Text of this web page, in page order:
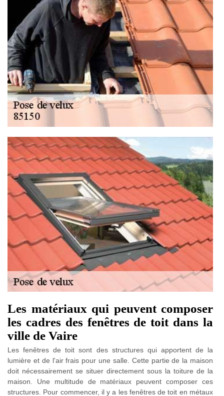
Les matériaux qui peuvent composer
les cadres des fenêtres de toit dans la
ville de Vaire
Les fenêtres de toit sont des structures qui apportent de la
lumière et de l'air frais pour une salle. Cette partie de la maison
doit nécessairement se situer directement sous la toiture de la
maison. Une multitude de matériaux peuvent composer ces
structures. Pour commencer, il y a les fenêtres de toit en métaux